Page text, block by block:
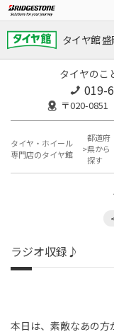
タイヤ館
タイヤのこ
019-
〒020-
タイヤ・ホイール
専門店のタイヤ館
都道府
県から
探す
ラジオ収録♪
本日は、素敵なあの